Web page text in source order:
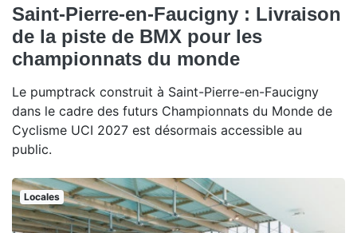
Saint-Pierre-en-Faucigny : Livraison
de la piste de BMX pour les
championnats du monde
Le pumptrack construit à Saint-Pierre-en-Faucigny
dans le cadre des futurs Championnats du Monde de
Cyclisme UCI 2027 est désormais accessible au
public.
Locales